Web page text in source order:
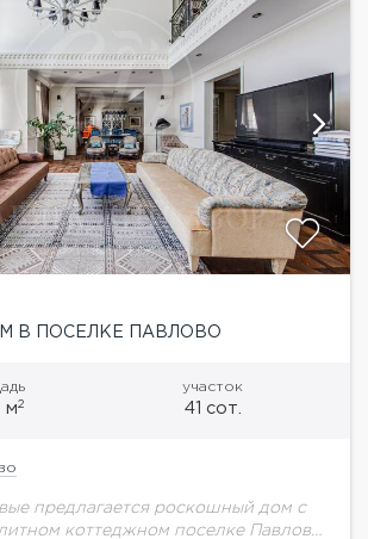
В ПОСЕЛКЕ ПАВЛОВО
м2
участок
41 сот.
предлагается роскошный дом с
коттеджном поселке Павлово